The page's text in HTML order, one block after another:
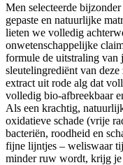
Men selecteerde
gepaste en natuurlijke
lieten we volledig
onwetenschappelijke
formule de uitstraling van
sleutelingrediënt van
extract uit rode alg dat
volledig bio-afbreekbaar
Als een krachtig,
oxidatieve schade (vrije
bacteriën, roodheid en
fijne lijntjes – weliswaar
minder ruw wordt, krijg je